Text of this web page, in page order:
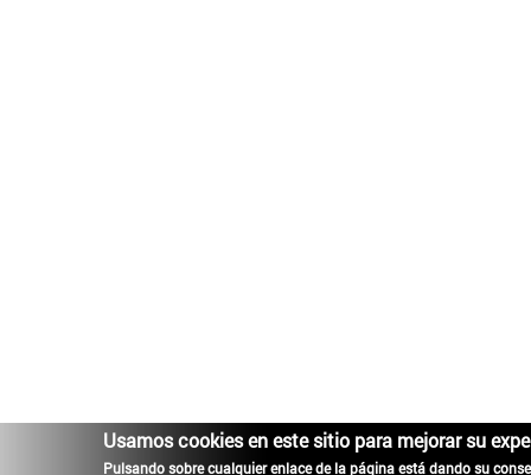
Usamos cookies en este sitio para mejorar su
Pulsando sobre cualquier enlace de la página está dando su